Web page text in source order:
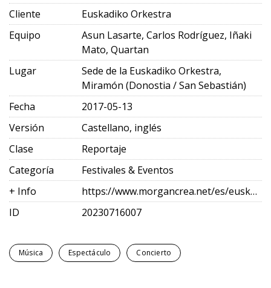
Cliente
Euskadiko Orkestra
Equipo
Asun Lasarte, Carlos Rodríguez, Iñaki
Mato, Quartan
Lugar
Sede de la Euskadiko Orkestra,
Miramón (Donostia / San Sebastián)
Fecha
2017-05-13
Versión
Castellano, inglés
Clase
Reportaje
Categoría
Festivales & Eventos
+ Info
https://www.morgancrea.net/es/euskadikoorkestra.html
ID
20230716007
Música Espectáculo Concierto